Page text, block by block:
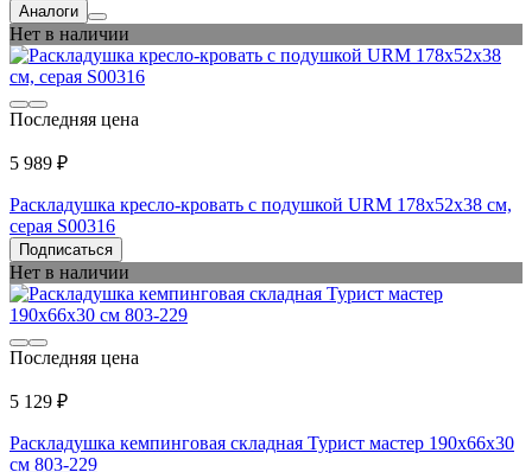
Аналоги
Нет в наличии
Последняя цена
5 989 ₽
Раскладушка кресло-кровать с подушкой URM 178x52x38 см,
серая S00316
Подписаться
Нет в наличии
Последняя цена
5 129 ₽
Раскладушка кемпинговая складная Турист мастер 190x66x30
см 803-229